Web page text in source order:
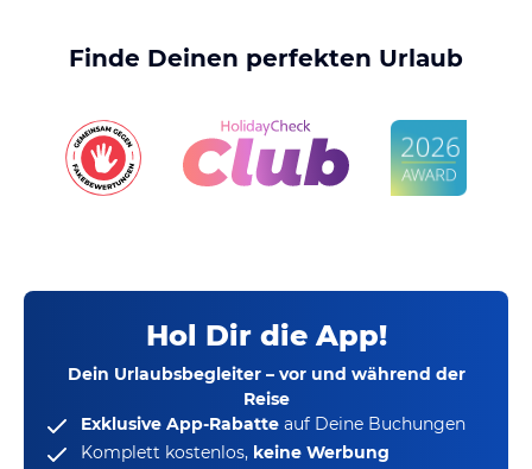
Finde Deinen perfekten Urlaub
Hol Dir die App!
Dein Urlaubsbegleiter – vor und während der
Reise
Exklusive App-Rabatte auf Deine Buchungen
Komplett kostenlos, keine Werbung